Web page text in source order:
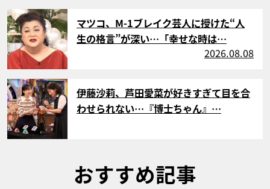
サムネイル
マツコ、M-1ブレイク芸人に授けた“人
生の格言”が深い…「幸せな時は…
2026.08.08
サムネイル
伊藤沙莉、芦田愛菜が好きすぎて目を合
わせられない…『博士ちゃん』…
おすすめ記事